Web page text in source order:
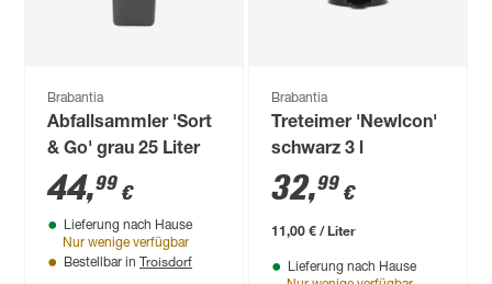
Brabantia
Abfallsammler 'Sort
& Go' grau 25 Liter
44,99 €
Lieferung nach Hause
Nur wenige verfügbar
Bestellbar in Troisdorf
Brabantia
Treteimer 'Newlcon'
schwarz 3 l
32,99 €
11,00 € / Liter
Lieferung nach Hause